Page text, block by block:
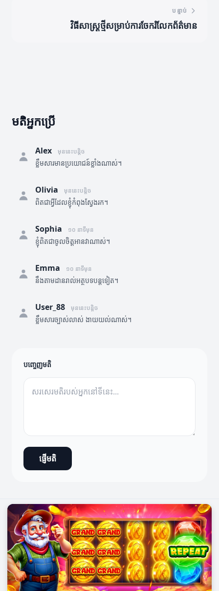
បន្ទាប់
វិធីសាស្ត្រថ្មីសម្រាប់ការចែករំលែកព័ត៌មាន
មតិអ្នកប្រើ
Alex មុននេះបន្តិច
ខ្លឹមសារមានប្រយោជន៍ខ្លាំងណាស់។
Olivia មុននេះបន្តិច
ពិតជាអ្វីដែលខ្ញុំកំពុងស្វែងរក។
Sophia ១០ នាទីមុន
ខ្ញុំពិតជាចូលចិត្តអានវាណាស់។
Emma ១០ នាទីមុន
នឹងតាមដានរាល់អត្ថបទបន្តទៀត។
User_88 មុននេះបន្តិច
ខ្លឹមសារច្បាស់លាស់ ងាយយល់ណាស់។
បញ្ចេញមតិ
ផ្ញើមតិ